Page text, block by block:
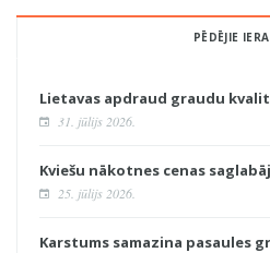
PĒDĒJIE
Lietavas apdraud graudu
31. jūlijs 2026.
Kviešu nākotnes cenas
25. jūlijs 2026.
Karstums samazina pasaules